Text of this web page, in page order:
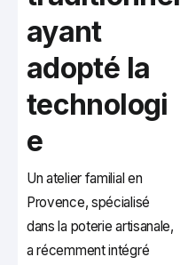
ayant
adopté la
technologi
e
Un atelier familial en
Provence, spécialisé
dans la poterie artisanale,
a récemment intégré